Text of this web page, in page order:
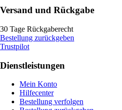
Versand und Rückgabe
30 Tage Rückgaberecht
Bestellung zurückgeben
Trustpilot
Dienstleistungen
Mein Konto
Hilfecenter
Bestellung verfolgen